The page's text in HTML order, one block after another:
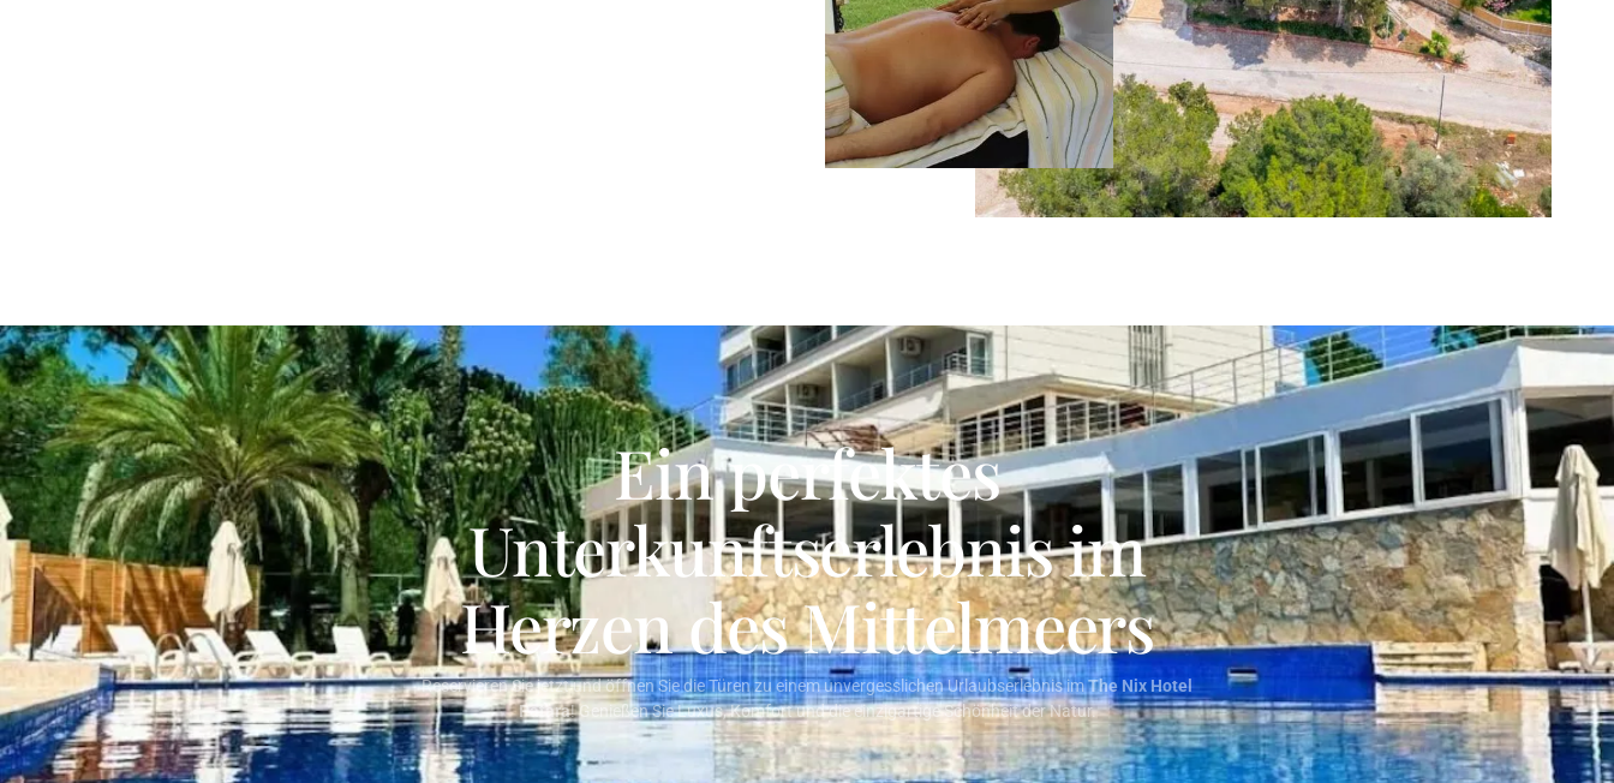
Ein perfektes
Unterkunftserlebnis im
Herzen des Mittelmeers
Reservieren Sie jetzt und öffnen Sie die Türen zu einem unvergesslichen Urlaubserlebnis imThe Nix Hotel
Patara! Genießen Sie Luxus, Komfort und die einzigartige Schönheit der Natur.